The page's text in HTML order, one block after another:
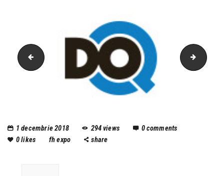
DIGI24 digifm
1 decembrie 2018 294views 0comments
0likes fh expo share